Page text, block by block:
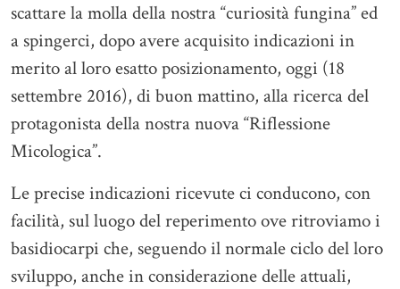
scattare la molla della nostra “curiosità fungina” ed
a spingerci, dopo avere acquisito indicazioni in
merito al loro esatto posizionamento, oggi (18
settembre 2016), di buon mattino, alla ricerca del
protagonista della nostra nuova “Riflessione
Micologica”.
Le precise indicazioni ricevute ci conducono, con
facilità, sul luogo del reperimento ove ritroviamo i
basidiocarpi che, seguendo il normale ciclo del loro
sviluppo, anche in considerazione delle attuali,